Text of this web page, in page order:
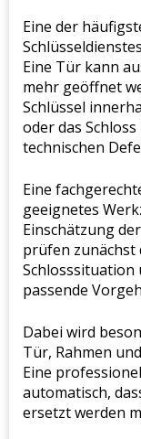
Eine der
Eine Tür kann
mehr geöffnet
Schlüssel
oder das
technischen
Eine
geeignetes
Einschätzung
prüfen zunächst
Schlosssituation
passende
Dabei wird
Tür, Rahmen
Eine
automatisch,
ersetzt werden